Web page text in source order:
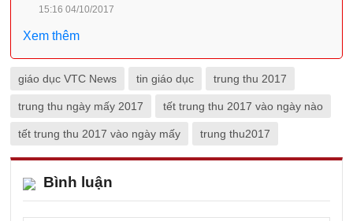
15:16 04/10/2017
Xem thêm
giáo dục VTC News tin giáo dục trung thu 2017
trung thu ngày mấy 2017 tết trung thu 2017 vào ngày nào
tết trung thu 2017 vào ngày mấy trung thu2017
Bình luận